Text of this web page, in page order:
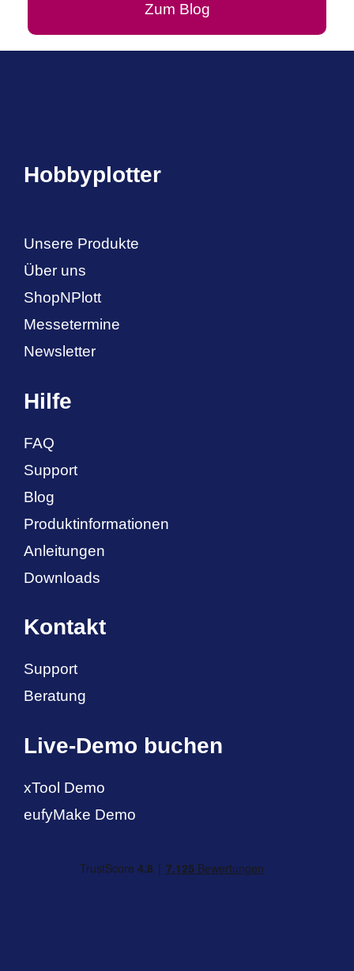
Zum Blog
Hobbyplotter
Unsere Produkte
Über uns
ShopNPlott
Messetermine
Newsletter
Hilfe
FAQ
Support
Blog
Produktinformationen
Anleitungen
Downloads
Kontakt
Support
Beratung
Live-Demo buchen
xTool Demo
eufyMake Demo